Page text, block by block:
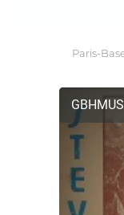
Paris-